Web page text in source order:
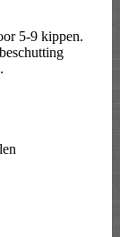
5-9 kippen.